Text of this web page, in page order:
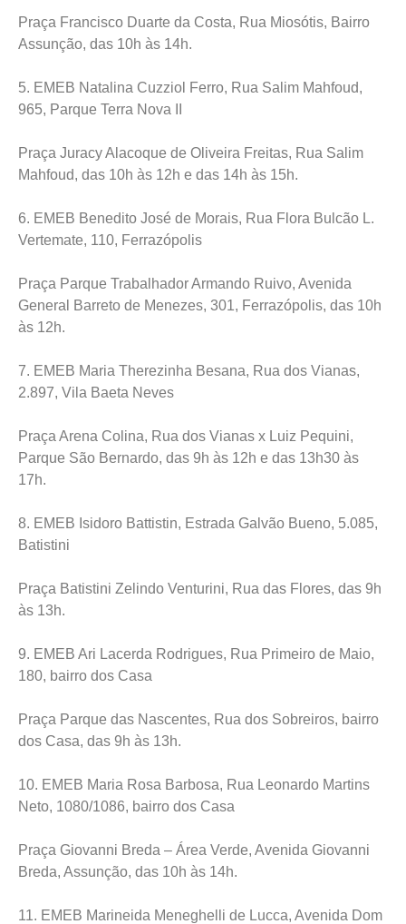
Praça Francisco Duarte da Costa, Rua Miosótis, Bairro
Assunção, das 10h às 14h.
5. EMEB Natalina Cuzziol Ferro, Rua Salim Mahfoud,
965, Parque Terra Nova II
Praça Juracy Alacoque de Oliveira Freitas, Rua Salim
Mahfoud, das 10h às 12h e das 14h às 15h.
6. EMEB Benedito José de Morais, Rua Flora Bulcão L.
Vertemate, 110, Ferrazópolis
Praça Parque Trabalhador Armando Ruivo, Avenida
General Barreto de Menezes, 301, Ferrazópolis, das 10h
às 12h.
7. EMEB Maria Therezinha Besana, Rua dos Vianas,
2.897, Vila Baeta Neves
Praça Arena Colina, Rua dos Vianas x Luiz Pequini,
Parque São Bernardo, das 9h às 12h e das 13h30 às
17h.
8. EMEB Isidoro Battistin, Estrada Galvão Bueno, 5.085,
Batistini
Praça Batistini Zelindo Venturini, Rua das Flores, das 9h
às 13h.
9. EMEB Ari Lacerda Rodrigues, Rua Primeiro de Maio,
180, bairro dos Casa
Praça Parque das Nascentes, Rua dos Sobreiros, bairro
dos Casa, das 9h às 13h.
10. EMEB Maria Rosa Barbosa, Rua Leonardo Martins
Neto, 1080/1086, bairro dos Casa
Praça Giovanni Breda – Área Verde, Avenida Giovanni
Breda, Assunção, das 10h às 14h.
11. EMEB Marineida Meneghelli de Lucca, Avenida Dom